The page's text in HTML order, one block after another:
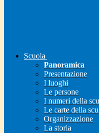
Scuola
Panoramica
Presentazione
I luoghi
Le persone
I numeri della
Le carte della
Organizzazione
La storia